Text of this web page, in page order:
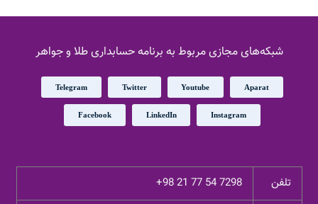
شبکه‌های مجازی مربوط به برنامه حسابداری طلا و جواهر
Aparat
Youtube
Twitter
Telegram
Instagram
LinkedIn
Facebook
تلفن +98 21 77 54 7298